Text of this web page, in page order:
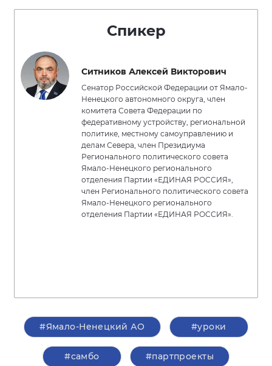
Спикер
Ситников Алексей Викторович
Сенатор Российской Федерации от Ямало-
Ненецкого автономного округа, член
комитета Совета Федерации по
федеративному устройству, региональной
политике, местному самоуправлению и
делам Севера, член Президиума
Регионального политического совета
Ямало-Ненецкого регионального
отделения Партии «ЕДИНАЯ РОССИЯ»,
член Регионального политического совета
Ямало-Ненецкого регионального
отделения Партии «ЕДИНАЯ РОССИЯ».
#Ямало-Ненецкий АО #уроки
#самбо #партпроекты